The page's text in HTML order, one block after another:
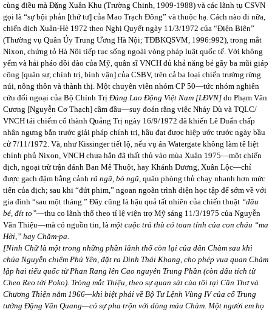
cùng điều mà Đặng Xuân Khu (Trường Chinh, 1909-1988) và các lãnh tụ CSVN
gọi là “sự bội phản [thứ tư] của Mao Trạch Đông” và thuộc hạ. Cách nào đi nữa,
chiến dịch Xuân-Hè 1972 theo Nghị Quyết ngày 11/3/1972 của “Điện Biên”
(Thường vụ Quân Ủy Trung Ương Hà Nội; TĐBKQSVM, 1996:992), trong mắt
Nixon, chứng tỏ Hà Nội tiếp tục sống ngoài vòng pháp luật quốc tế. Với không
yểm và hải pháo dồi dào của Mỹ, quân sĩ VNCH đủ khả năng bẻ gãy ba mũi giáp
công [quân sự, chính trị, binh vận] của CSBV, trên cả ba loại chiến trường rừng
núi, nông thôn và thành thị. Một chuyên viên nhóm CP 50—tức nhóm nghiên
cứu đối ngoại của Bộ Chính Trị Đảng Lao Động Việt Nam [LĐVN] do Phạm Văn
Cương [Nguyễn Cơ Thạch] cầm đầu—suy đoán rằng việc Nhảy Dù và TQLC/
VNCH tái chiếm cổ thành Quảng Trị ngày 16/9/1972 đã khiến Lê Duẩn chấp
nhận ngưng bắn trước giải pháp chính trị, hầu đạt được hiệp ước trước ngày bầu
cử 7/11/1972. Và, như Kissinger tiết lộ, nếu vụ án Watergate không làm tê liệt
chính phủ Nixon, VNCH chưa hẳn đã thất thủ vào mùa Xuân 1975—một chiến
dịch, ngoại trừ trận đánh Ban Mê Thuột, hay Khánh Dương, Xuân Lộc—chỉ
được gạch đậm bằng cảnh rã ngũ, bỏ ngũ, quân phòng thủ chạy nhanh hơn mức
tiến của địch; sau khi “đứt phim,” ngoan ngoãn trình diện học tập để sớm về với
gia đình “sau một tháng.” Đây cũng là hậu quả tất nhiên của chiến thuật “đầu
bé, đít to”—thu co lãnh thổ theo tỉ lệ viện trợ Mỹ sáng 11/3/1975 của Nguyễn
Văn Thiệu—mà có nguồn tin, là một cuộc trả thù có toan tính của con cháu “ma
Hời,” hay Chăm-pa.
[Ninh Chữ là một trong những phần lãnh thổ còn lại của dân Chàm sau khi
chúa Nguyễn chiếm Phú Yên, đặt ra Dinh Thái Khang, cho phép vua quan Chàm
lập hai tiểu quốc từ Phan Rang lên Cao nguyên Trung Phần (còn dấu tích từ
Cheo Reo tới Poko). Tròng mắt Thiệu, theo sự quan sát của tôi tại Cần Thơ và
Chương Thiện năm 1966—khi biệt phái về Bộ Tư Lệnh Vùng IV của cố Trung
tướng Đặng Văn Quang—có sự pha trộn với dòng máu Chàm. Một người em họ